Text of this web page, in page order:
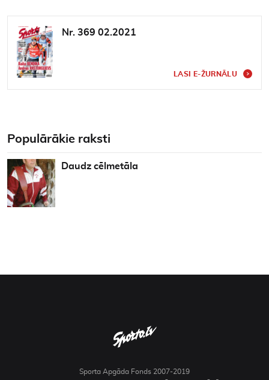
Nr. 369 02.2021
LASI E-ŽURNĀLU
Populārākie raksti
Daudz cēlmetāla
Sporta Apgāda Fonds 2007-2019